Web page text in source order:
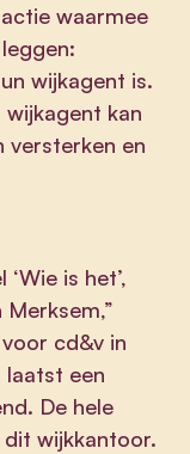
waarmee
wijkagent is.
wijkagent kan
versterken en
is het’,
cd&v in
laatst een
De hele
wijkkantoor.